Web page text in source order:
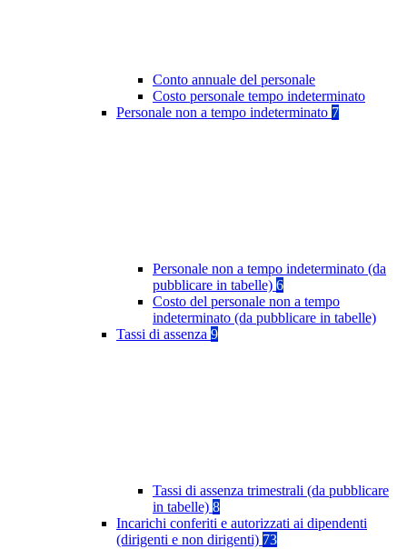
Conto annuale del personale
Costo personale tempo indeterminato
Personale non a tempo indeterminato 7
Personale non a tempo indeterminato (da
pubblicare in tabelle) 6
Costo del personale non a tempo
indeterminato (da pubblicare in tabelle)
Tassi di assenza 9
Tassi di assenza trimestrali (da pubblicare
in tabelle) 8
Incarichi conferiti e autorizzati ai dipendenti
(dirigenti e non dirigenti) 73